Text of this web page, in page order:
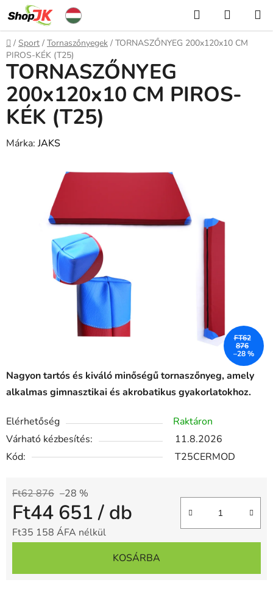
Ugrás
fő
tartalomhoz
KeresésKOSÁR
Kezdőlap
/ Sport / Tornaszőnyegek / TORNASZŐNYEG 200x120x10 CM
PIROS-KÉK (T25)
Nagyon tartós és kiváló minőségű tornaszőnyeg, amely
alkalmas gimnasztikai és akrobatikus gyakorlatokhoz.
Elérhetőség
Raktáron
Várható kézbesítés:
11.8.2026
Kód:
T25CERMOD
Ft62 876 –28 %
Ft44 651/ db
Ft35 158 ÁFA nélkül
KOSÁRBA
TORNASZŐNYEG
200x120x10 CM PIROS-
KÉK (T25)
Márka:JAKS
FT62
876
–28 %